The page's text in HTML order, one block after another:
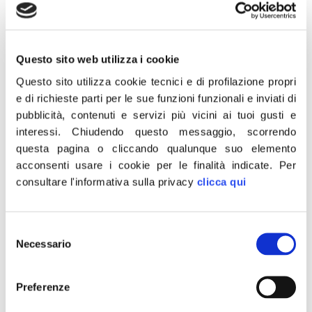
Questo sito web utilizza i cookie
Questo sito utilizza cookie tecnici e di profilazione propri
e di richieste parti per le sue funzioni funzionali e inviati di
pubblicità, contenuti e servizi più vicini ai tuoi gusti e
interessi.Chiudendo questo messaggio, scorrendo
questa pagina o cliccando qualunque suo elemento
acconsenti usare i cookie per le finalità indicate. Per
consultare l'informativa sulla privacy clicca qui
delNecessario
Preferenze
pagina di storia ma già da domani saremo […]
storico a Meloni, ora al
lavoro per italiani